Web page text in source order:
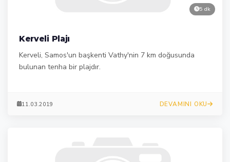
5 dk
Kerveli Plajı
Kerveli, Samos'un başkenti Vathy'nin 7 km doğusunda
bulunan tenha bir plajdır.
11.03.2019 DEVAMINI OKU